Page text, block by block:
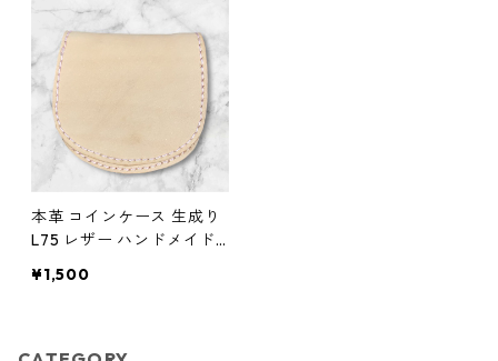
本革 コインケース 生成り
L75 レザー ハンドメイド
¥1,500